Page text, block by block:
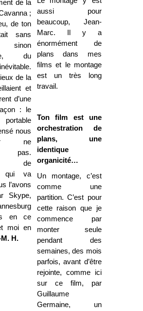
de la
;
de ton
sans
sinon
du
de la
et
d’une
: le
portable
nous
ne
pas.
de
qui va
l’avons
Skype,
en ce
moi en
H.
aussi pour
beaucoup, Jean-
Marc. Il y a
énormément de
plans dans mes
films et le montage
est un très long
travail.
Ton film est une
orchestration de
plans, une
identique
organicité…
Un montage, c’est
comme une
partition. C’est pour
cette raison que je
commence par
monter seule
pendant des
semaines, des mois
parfois, avant d’être
rejointe, comme ici
sur ce film, par
Guillaume
Germaine, un